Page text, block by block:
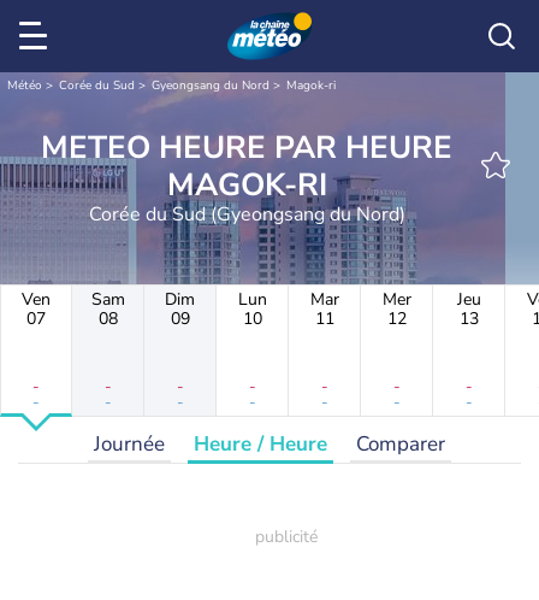
Météo Corée du Sud Gyeongsang du Nord Magok-ri
METEO HEURE PAR HEURE
MAGOK-RI
Corée du Sud (Gyeongsang du Nord)
Ven
07
-
-
Sam
08
-
-
Dim
09
-
-
Lun
10
-
-
Mar
11
-
-
Mer
12
-
-
Jeu
13
-
-
Journée Heure / Heure Comparer